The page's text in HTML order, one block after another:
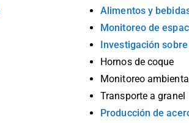
Alimentos y
Monitoreo de
Investigación
Hornos de coque
Monitoreo
Transporte a granel
Producción de